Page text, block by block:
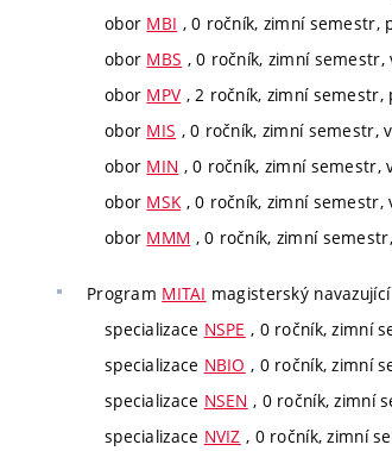
obor MBI , 0 ročník, zimní semestr,
obor MBS , 0 ročník, zimní semestr,
obor MPV , 2 ročník, zimní semestr,
obor MIS , 0 ročník, zimní semestr,
obor MIN , 0 ročník, zimní semestr,
obor MSK , 0 ročník, zimní semestr,
obor MMM , 0 ročník, zimní
Program MITAI magisterský navazující
specializace NSPE , 0 ročník, zimní
specializace NBIO , 0 ročník, zimní
specializace NSEN , 0 ročník, zimní
specializace NVIZ , 0 ročník, zimní